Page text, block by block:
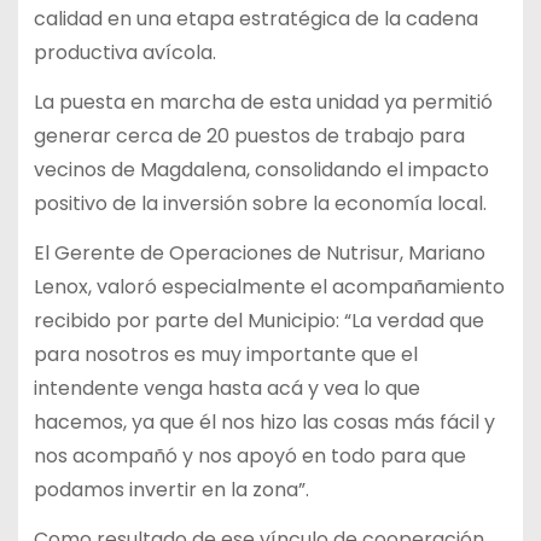
calidad en una etapa estratégica de la cadena
productiva avícola.
La puesta en marcha de esta unidad ya permitió
generar cerca de 20 puestos de trabajo para
vecinos de Magdalena, consolidando el impacto
positivo de la inversión sobre la economía local.
El Gerente de Operaciones de Nutrisur, Mariano
Lenox, valoró especialmente el acompañamiento
recibido por parte del Municipio: “La verdad que
para nosotros es muy importante que el
intendente venga hasta acá y vea lo que
hacemos, ya que él nos hizo las cosas más fácil y
nos acompañó y nos apoyó en todo para que
podamos invertir en la zona”.